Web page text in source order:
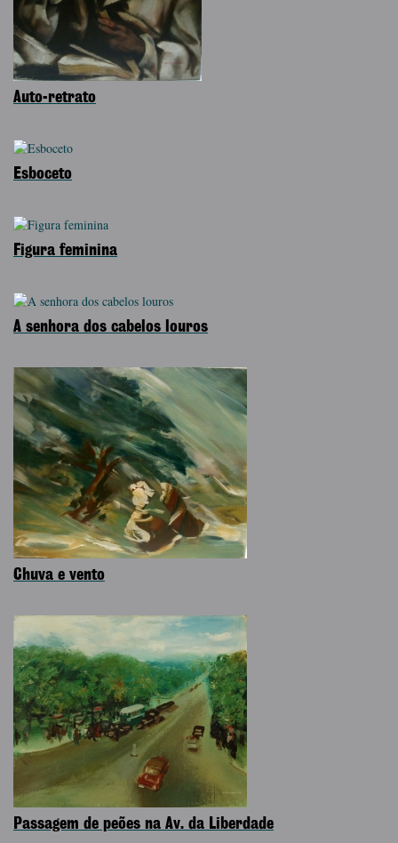
Auto-retrato
Esboceto
Figura feminina
A senhora dos cabelos louros
Chuva e vento
Passagem de peões na Av. da Liberdade